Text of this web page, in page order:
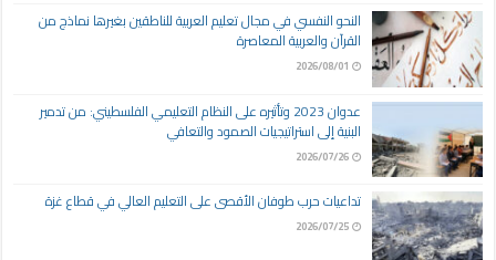
النحو النفسي في مجال تعليم العربية للناطقين بغيرها نماذج من
القرآن والعربية المعاصرة
2026/08/01
عدوان 2023 وتأثيره على النظام التعليمي الفلسطيني: من تدمير
البنية إلى استراتيجيات الصمود والتعافي
2026/07/26
تداعيات حرب طوفان الأقصى على التعليم العالي في قطاع غزة
2026/07/25